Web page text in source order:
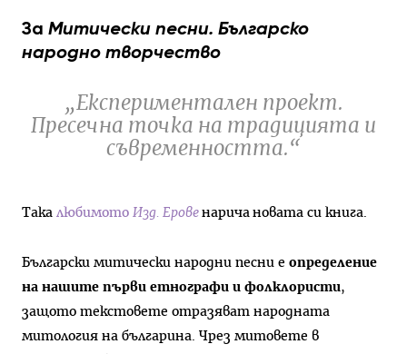
За Митически песни. Българско
народно творчество
„Експериментален проект.
Пресечна точка на традицията и
съвременността.“
Така любимото Изд. Ерове нарича новата си книга.
Български митически народни песни е определение
на нашите първи етнографи и фолклористи,
защото текстовете отразяват народната
митология на българина. Чрез митовете в